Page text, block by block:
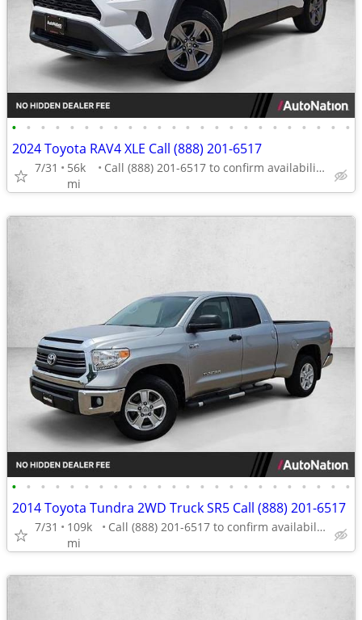
• • • • • • • • • • • • • • • • • • • • • • • •
2024 Toyota RAV4 XLE Call (888) 201-6517
7/31
56k
mi
Call (888) 201-6517 to confirm availability - May 14th
• • • • • • • • • • • • • • • • • • • • • • • •
2014 Toyota Tundra 2WD Truck SR5 Call (888) 201-6517
7/31
109k
mi
Call (888) 201-6517 to confirm availability - May 14th